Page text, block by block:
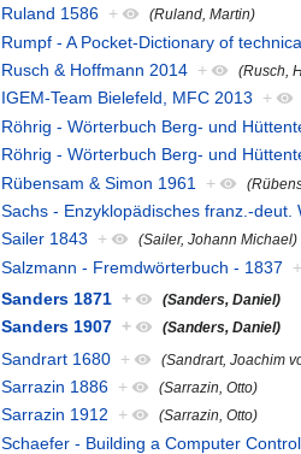
Ruland 1586 + (Ruland, Martin)
Rumpf - A Pocket-Dictionary of
Rusch & Hoffmann 2014 + (Rusch,
IGEM-Team Bielefeld, MFC 2013
+
Röhrig - Wörterbuch Berg- und
Röhrig - Wörterbuch Berg- und
Rübensam & Simon 1961
+
Sachs - Enzyklopädisches franz.-deut.
Sailer 1843
+ (Sailer, Johann Michael)
Salzmann - Fremdwörterbuch - 1837
Sanders 1871 + (Sanders, Daniel)
Sanders 1907 + (Sanders, Daniel)
Sandrart 1680 + (Sandrart, Joachim
Sarrazin 1886 + (Sarrazin, Otto)
Sarrazin 1912 + (Sarrazin, Otto)
Schaefer - Building a Computer